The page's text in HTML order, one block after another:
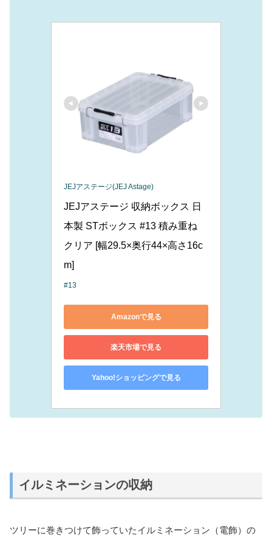
JEJアステージ(JEJ Astage)
JEJアステージ 収納ボックス 日
本製 STボックス #13 積み重ね
クリア [幅29.5×奥行44×高さ16c
m]
#13
Amazonで見る
楽天市場で見る
Yahoo!ショッピングで見る
イルミネーションの収納
ツリーに巻きつけて飾っていたイルミネーション（電飾）の